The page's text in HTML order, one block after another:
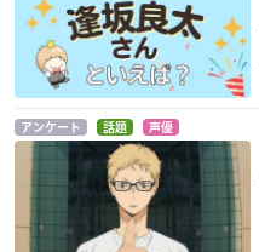
アンケート 話題 声優